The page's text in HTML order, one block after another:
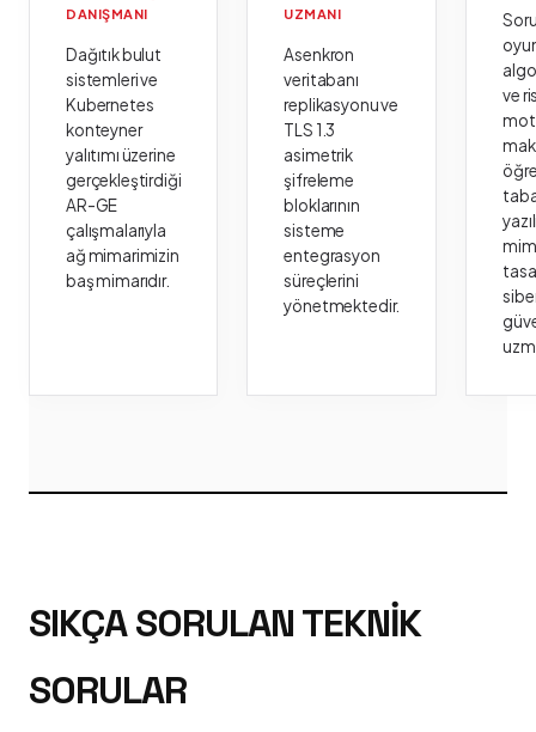
DANIŞMANI
Dağıtık bulut
sistemleri ve
Kubernetes
konteyner
yalıtımı üzerine
gerçekleştirdiği
AR-GE
çalışmalarıyla
ağ mimarimizin
baş mimarıdır.
UZMANI
Asenkron
veritabanı
replikasyonu ve
TLS 1.3
asimetrik
şifreleme
bloklarının
sisteme
entegrasyon
süreçlerini
yönetmektedir.
ve
SIKÇA SORULAN TEKNIK
SORULAR